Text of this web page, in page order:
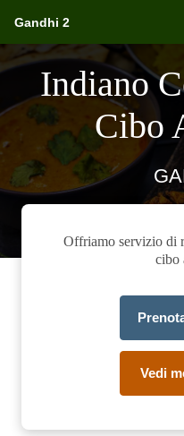
Gandhi 2
Indiano
Cibo
Offriamo servizio di
cibo
Vedi